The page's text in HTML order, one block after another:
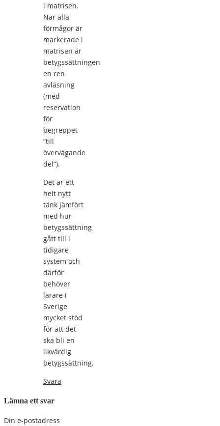
i matrisen.
När alla
förmågor är
markerade i
matrisen är
betygssättningen
en ren
avläsning
(med
reservation
för
begreppet
”till
övervägande
del”).
Det är ett
helt nytt
tänk jämfört
med hur
betygssättning
gått till i
tidigare
system och
därför
behöver
lärare i
Sverige
mycket stöd
för att det
ska bli en
likvärdig
betygssättning.
Svara
Lämna ett svar
Din e-postadress